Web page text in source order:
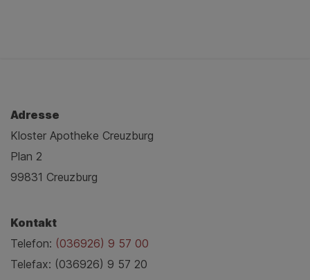
Adresse
Kloster Apotheke Creuzburg
Plan 2
99831 Creuzburg
Kontakt
Telefon: (036926) 9 57 00
Telefax: (036926) 9 57 20